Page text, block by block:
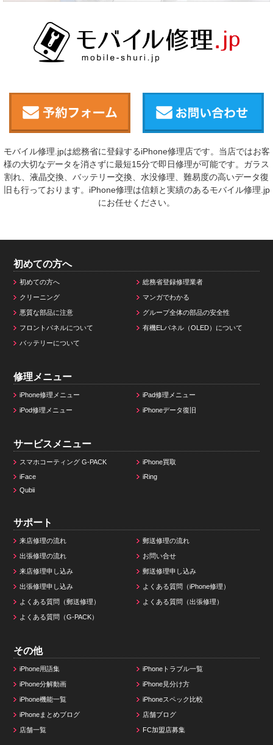
モバイル修理.jpは総務省に登録するiPhone修理店です。当店ではお客
様の大切なデータを消さずに最短15分で即日修理が可能です。ガラス
割れ、液晶交換、バッテリー交換、水没修理、難易度の高いデータ復
旧も行っております。iPhone修理は信頼と実績のあるモバイル修理.jp
にお任せください。
初めての方へ
初めての方へ 総務省登録修理業者
クリーニング マンガでわかる
悪質な部品に注意 グループ全体の部品の安全性
フロントパネルについて 有機ELパネル（OLED）について
バッテリーについて
修理メニュー
iPhone修理メニュー iPad修理メニュー
iPod修理メニュー iPhoneデータ復旧
サービスメニュー
スマホコーティング G-PACK
iPhone買取
iFace
iRing
Qubii
サポート
来店修理の流れ 郵送修理の流れ
出張修理の流れ お問い合せ
来店修理申し込み 郵送修理申し込み
出張修理申し込み よくある質問（iPhone修理）
よくある質問（郵送修理） よくある質問（出張修理）
よくある質問（G-PACK）
その他
iPhone用語集 iPhoneトラブル一覧
iPhone分解動画 iPhone見分け方
iPhone機能一覧 iPhoneスペック比較
iPhoneまとめブログ 店舗ブログ
店舗一覧 FC加盟店募集